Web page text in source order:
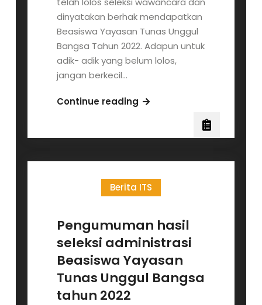
dinyatakan berhak mendapatkan
Beasiswa Yayasan Tunas Unggul
Bangsa Tahun 2022. Adapun untuk
adik- adik yang belum lolos,
jangan berkecil…
Continue readingPengumuman
Tunas
Bangsa
2022
Berita ITS
Pengumuman hasil
seleksi administrasi
Beasiswa Yayasan
Tunas Unggul Bangsa
tahun 2022